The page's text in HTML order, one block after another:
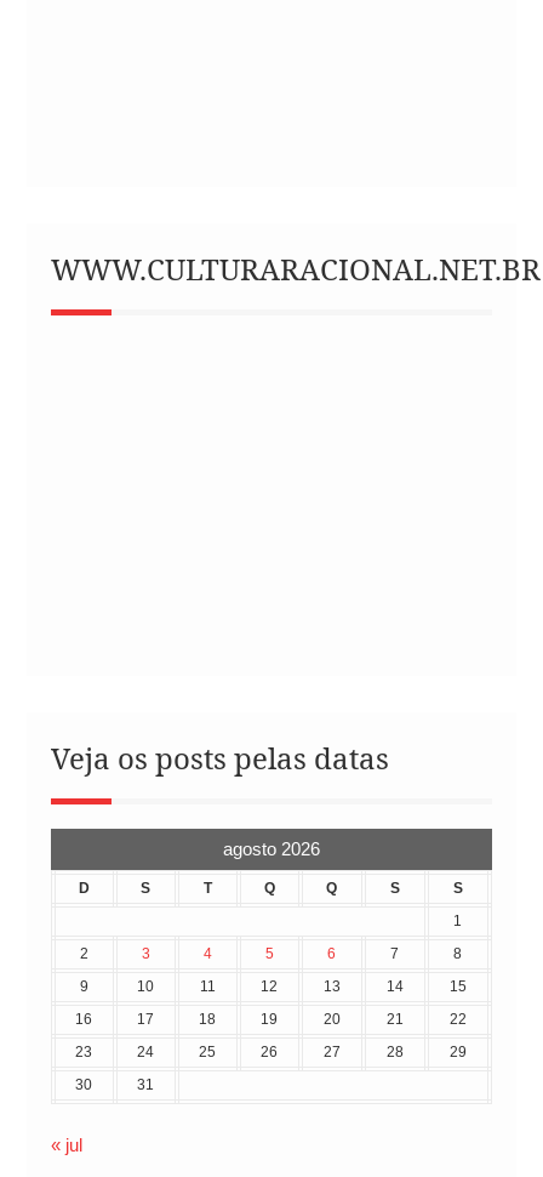
WWW.CULTURARACIONAL.NET.BR
Veja os posts pelas datas
agosto 2026
D S T Q Q S
S
1
2
3 4 5 6 7
8
9
10 11 12 13 14
15
16
17 18 19 20 21
22
23
24 25 26 27 28
29
30
31
« jul